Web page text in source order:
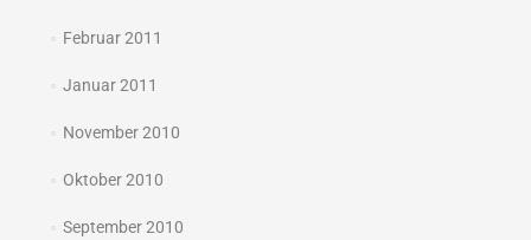
Februar 2011
Januar 2011
November 2010
Oktober 2010
September 2010